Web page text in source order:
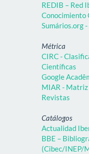
REDIB – Red
Conocimiento
Sumários.org
Métrica
CIRC -
Científicas
Google
MIAR - Matriz
Revistas
Catálogos
Actualidad
BBE –
(Cibec/INEP/